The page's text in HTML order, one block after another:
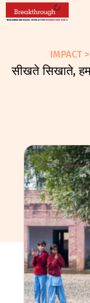
IMPACT
सीखते सिखाते, हम चल पड़े हैं बदलाव के सफर